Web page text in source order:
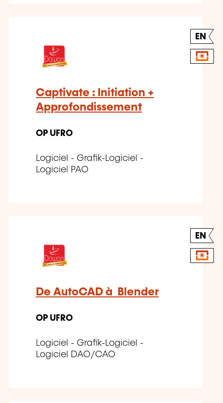
EN
Captivate : Initiation +
Approfondissement
OP UFRO
Logiciel - Grafik-Logiciel -
Logiciel PAO
EN
De AutoCAD à Blender
OP UFRO
Logiciel - Grafik-Logiciel -
Logiciel DAO/CAO